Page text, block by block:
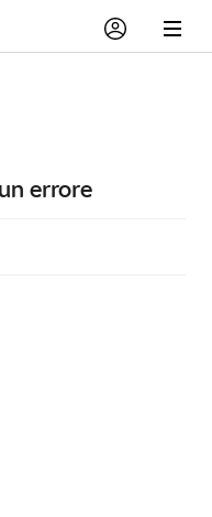
errore